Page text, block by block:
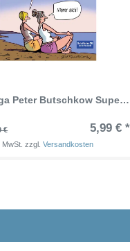
Der Mega Peter Butschkow Superplaner 2026 - Kalender 34x44 cm - Der extra große Planer für bis zu 8 Personen (8 Spalten) und Schulferien
€ 5,99 € *
zzgl.Versandkosten